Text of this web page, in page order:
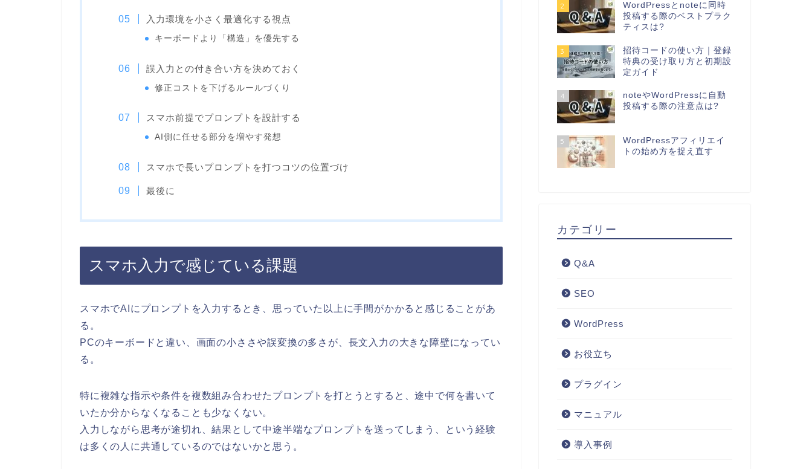
入力環境を小さく最適化する視点
キーボードより「構造」を優先する
誤入力との付き合い方を決めておく
修正コストを下げるルールづくり
スマホ前提でプロンプトを設計する
AI側に任せる部分を増やす発想
スマホで長いプロンプトを打つコツの位置づけ
最後に
スマホ入力で感じている課題
スマホでAIにプロンプトを入力するとき、思っていた以上に手間がかかると感じることがあ
る。
PCのキーボードと違い、画面の小ささや誤変換の多さが、長文入力の大きな障壁になってい
る。
特に複雑な指示や条件を複数組み合わせたプロンプトを打とうとすると、途中で何を書いて
いたか分からなくなることも少なくない。
入力しながら思考が途切れ、結果として中途半端なプロンプトを送ってしまう、という経験
は多くの人に共通しているのではないかと思う。
2
WordPressとnoteに同時
投稿する際のベストプラク
ティスは?
3
招待コードの使い方｜登録
特典の受け取り方と初期設
定ガイド
4
noteやWordPressに自動
投稿する際の注意点は?
5
WordPressアフィリエイ
トの始め方を捉え直す
カテゴリー
Q&A
SEO
WordPress
お役立ち
プラグイン
マニュアル
導入事例